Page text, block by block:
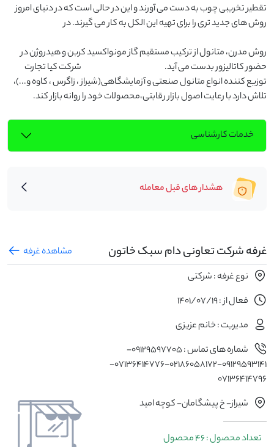
تقطیر تخریبی چوب به دست می آورند و این در حالی است که در دنیای امروز
روش مدرن، متانول از ترکیب مستقیم گاز مونواکسید کربن و هیدروژن در
تلاش دارد با رعایت اصول بازار رقابتی،محصولات خود را روانه بازار کند.
خدمات کارشناسی
هشدار های قبل معامله
غرفه شرکت تعاونی دام سبک خاتون
مشاهده غرفه
نوع غرفه : شرکتی
فعال از : 1401/07/19
مدیریت : خانم عزیزی
شماره های تماس : 09129597705-
09129593141-02186058172-07136414776-
07136414796
شیراز- خ پیشگامان- کوچه امید
تعداد محصول : 46 محصول